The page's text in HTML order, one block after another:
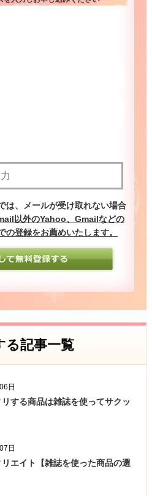
は、メールが受け取れない場合
以外のYahoo、Gmailなどの
の登録をお薦めいたします。
る記事一覧
日
する商品は雑誌を使ってサクッ
日
エイト【雑誌を使った商品の選